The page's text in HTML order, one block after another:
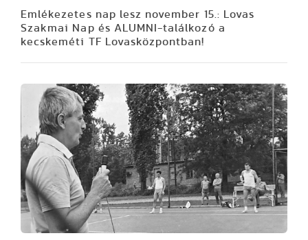
Emlékezetes nap lesz november 15.: Lovas
Szakmai Nap és ALUMNI-találkozó a
kecskeméti TF Lovasközpontban!